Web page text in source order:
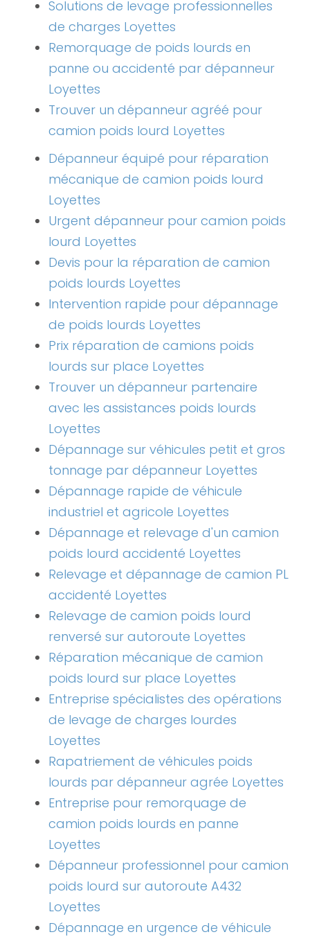
Solutions de levage professionnelles
de charges Loyettes
Remorquage de poids lourds en
panne ou accidenté par dépanneur
Loyettes
Trouver un dépanneur agréé pour
camion poids lourd Loyettes
Dépanneur équipé pour réparation
mécanique de camion poids lourd
Loyettes
Urgent dépanneur pour camion poids
lourd Loyettes
Devis pour la réparation de camion
poids lourds Loyettes
Intervention rapide pour dépannage
de poids lourds Loyettes
Prix réparation de camions poids
lourds sur place Loyettes
Trouver un dépanneur partenaire
avec les assistances poids lourds
Loyettes
Dépannage sur véhicules petit et gros
tonnage par dépanneur Loyettes
Dépannage rapide de véhicule
industriel et agricole Loyettes
Dépannage et relevage d'un camion
poids lourd accidenté Loyettes
Relevage et dépannage de camion PL
accidenté Loyettes
Relevage de camion poids lourd
renversé sur autoroute Loyettes
Réparation mécanique de camion
poids lourd sur place Loyettes
Entreprise spécialistes des opérations
de levage de charges lourdes
Loyettes
Rapatriement de véhicules poids
lourds par dépanneur agrée Loyettes
Entreprise pour remorquage de
camion poids lourds en panne
Loyettes
Dépanneur professionnel pour camion
poids lourd sur autoroute A432
Loyettes
Dépannage en urgence de véhicule